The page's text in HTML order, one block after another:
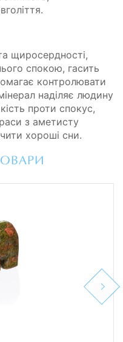
щиросердності,
спокою, гасить
контролю­вати
наділяє людину
проти спокус,
з аме­тисту
хороші сни.
Next